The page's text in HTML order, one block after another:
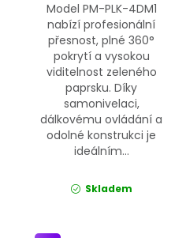
Model PM-PLK-4DM1
nabízí profesionální
přesnost, plné 360°
pokrytí a vysokou
viditelnost zeleného
paprsku. Díky
samonivelaci,
dálkovému ovládání a
odolné konstrukci je
ideálním...
Skladem